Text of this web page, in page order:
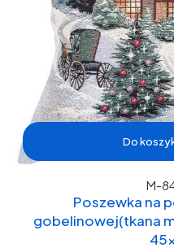
Do
M-
Poszewka na
gobelinowej(tkana